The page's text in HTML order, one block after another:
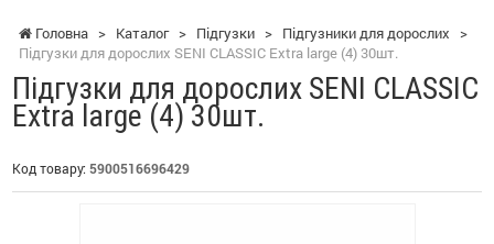
Головна > Каталог > Підгузки > Підгузники для дорослих
>
Підгузки для дорослих SENI CLASSIC Extra large (4) 30шт.
Підгузки для дорослих SENI CLASSIC
Extra large (4) 30шт.
Код товару: 5900516696429